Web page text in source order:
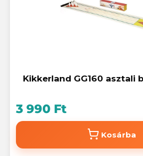
Kikkerland GG160 asztali
3 990 Ft
Kosárba